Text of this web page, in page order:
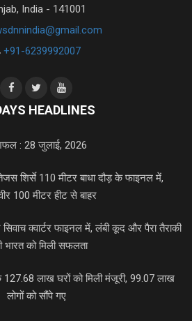
India - 141001
+91-6239992007
HEADLINES
: 28 जुलाई, 2026
शिर्से 110 मीटर बाधा दौड़ के फाइनल में,
100 मीटर हीट से बाहर
क्वार्टर फाइनल में, लंबी कूद और पैरा तैराकी
भारत को मिली सफलता
लाख घरों को मिली मंजूरी, 99.07 लाख
लोगों को सौंपे गए